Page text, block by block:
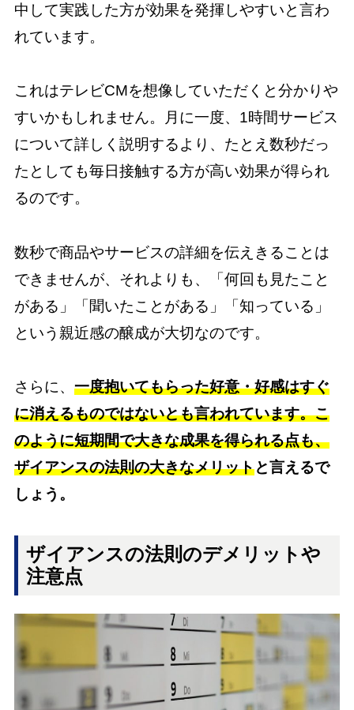
中して実践した方が効果を発揮しやすいと言わ
れています。
これはテレビCMを想像していただくと分かりや
すいかもしれません。月に一度、1時間サービス
について詳しく説明するより、たとえ数秒だっ
たとしても毎日接触する方が高い効果が得られ
るのです。
数秒で商品やサービスの詳細を伝えきることは
できませんが、それよりも、「何回も見たこと
がある」「聞いたことがある」「知っている」
という親近感の醸成が大切なのです。
さらに、 一度抱いてもらった好意・好感はすぐ
に消えるものではないとも言われています。こ
のように短期間で大きな成果を得られる点も、
ザイアンスの法則の大きなメリットと言えるで
しょう。
ザイアンスの法則のデメリットや
注意点